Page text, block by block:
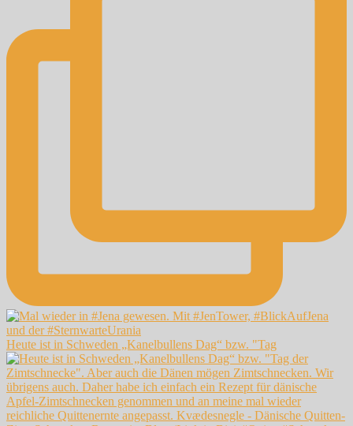
Heute ist in Schweden „Kanelbullens Dag“ bzw. "Tag